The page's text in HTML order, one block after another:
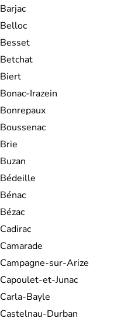
Barjac
Belloc
Besset
Betchat
Biert
Bonac-Irazein
Bonrepaux
Boussenac
Brie
Buzan
Bédeille
Bénac
Bézac
Cadirac
Camarade
Campagne-sur-Arize
Capoulet-et-Junac
Carla-Bayle
Castelnau-Durban